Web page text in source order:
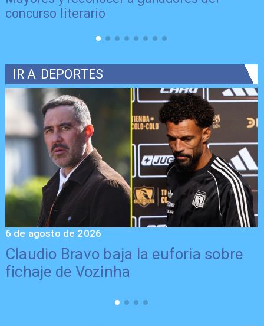
concurso literario
IR A DEPORTES
Claudio Bravo baja la euforia sobre
fichaje de Vozinha
6 de agosto de 2026